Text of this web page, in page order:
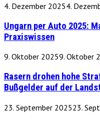
4. Dezember 20254.
Ungarn per Auto 2025:
Praxiswissen
9. Oktober 20259. Oktober
Rasern drohen hohe
Bußgelder auf der
23. September 202523.